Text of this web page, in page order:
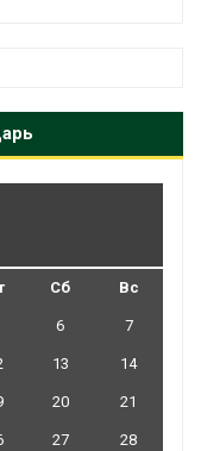
Сб Вс
6 7
13 14
20 21
27 28